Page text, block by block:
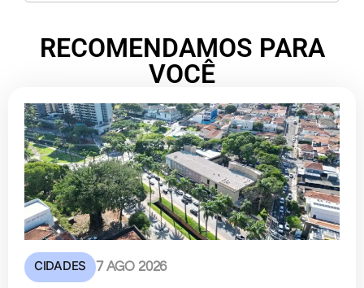
RECOMENDAMOS PARA
VOCÊ
CIDADES 7 AGO 2026